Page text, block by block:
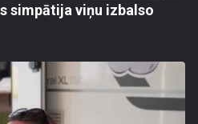
simpātija viņu izbalso